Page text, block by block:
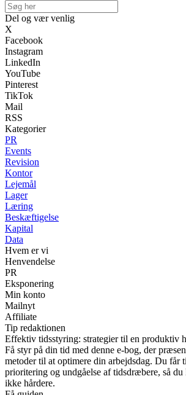
Del og vær venlig
X
Facebook
Instagram
LinkedIn
YouTube
Pinterest
TikTok
Mail
RSS
Kategorier
PR
Events
Revision
Kontor
Lejemål
Lager
Læring
Beskæftigelse
Kapital
Data
Hvem er vi
Henvendelse
PR
Eksponering
Min konto
Mailnyt
Affiliate
Tip redaktionen
Effektiv tidsstyring: strategier til en produktiv
Få styr på din tid med denne e-bog, der
metoder til at optimere din arbejdsdag. Du får
prioritering og undgåelse af tidsdræbere, så du
ikke hårdere.